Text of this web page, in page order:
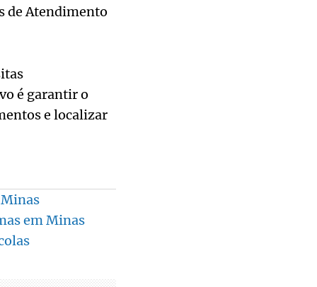
de Atendimento
é garantir o
e localizar
em Minas